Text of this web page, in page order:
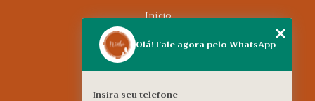
Início
Conheça a Espaço Ninho
Especialidades
Contato
Olá! Fale agora pelo WhatsApp
Insira seu telefone